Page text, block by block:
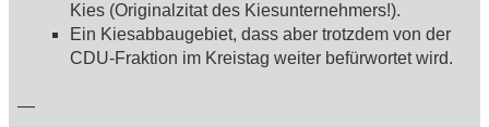
Kies (Originalzitat des Kiesunternehmers!).
Ein Kiesabbaugebiet, dass aber trotzdem von der
CDU-Fraktion im Kreistag weiter befürwortet wird.
—